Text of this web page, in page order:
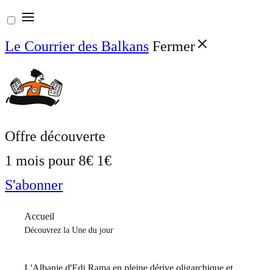
Aller
au
contenu
Le Courrier des Balkans Fermer
Offre découverte
1 mois pour 8€ 1€
S'abonner
Accueil
Découvrez la Une du jour
L'Albanie d'Edi Rama en pleine dérive oligarchique et